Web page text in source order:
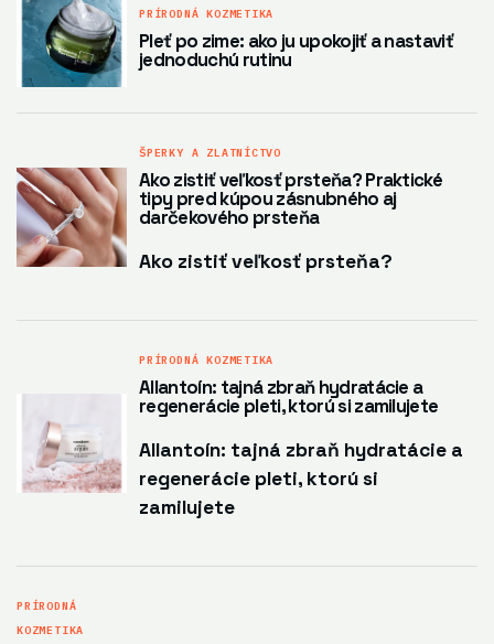
PRÍRODNÁ KOZMETIKA
Pleť po zime: ako ju upokojiť a nastaviť
jednoduchú rutinu
ŠPERKY A ZLATNÍCTVO
Ako zistiť veľkosť prsteňa? Praktické
tipy pred kúpou zásnubného aj
darčekového prsteňa
Ako zistiť veľkosť prsteňa?
PRÍRODNÁ KOZMETIKA
Allantoín: tajná zbraň hydratácie a
regenerácie pleti, ktorú si zamilujete
Allantoín: tajná zbraň hydratácie a
regenerácie pleti, ktorú si
zamilujete
PRÍRODNÁ
KOZMETIKA